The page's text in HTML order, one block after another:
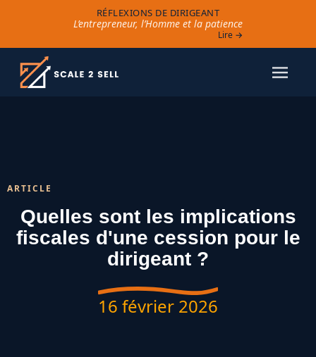
RÉFLEXIONS DE DIRIGEANT
L’entrepreneur, l’Homme et la patience
Lire →
ARTICLE
Quelles sont les implications
fiscales d'une cession pour le
dirigeant ?
16 février 2026